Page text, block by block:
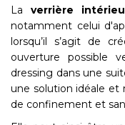
La verrière
notamment celui
lorsqu’il s’agit de
ouverture possible
dressing dans une
une solution idéale et
de confinement et